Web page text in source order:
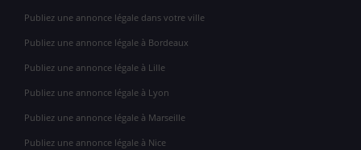
Publiez une annonce légale dans votre ville
Publiez une annonce légale à Bordeaux
Publiez une annonce légale à Lille
Publiez une annonce légale à Lyon
Publiez une annonce légale à Marseille
Publiez une annonce légale à Nice